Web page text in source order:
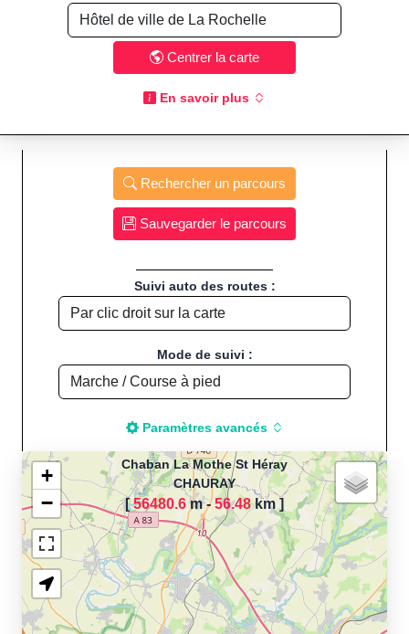
Centrer la carte
En savoir plus
Rechercher un parcours
Sauvegarder le parcours
Suivi auto des routes :
Mode de suivi :
Paramètres avancés
Chargement de la carte
pour calculer la distance
de votre parcours sportif
(Footing, Jogging, Course à
Chaban La Mothe St Héray
CHAURAY
[56480.6m -56.48km ]
+
−